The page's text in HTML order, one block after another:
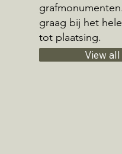
graag bij het
tot plaatsing.
View